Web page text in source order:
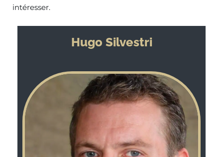
intéresser.
Hugo Silvestri